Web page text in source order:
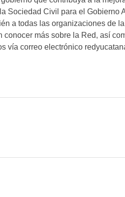
Sociedad Civil para el Gobierno
a todas las organizaciones de
conocer más sobre la Red, así
vía correo electrónico